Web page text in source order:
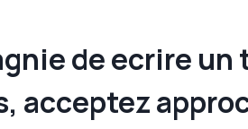
de ecrire un
acceptez